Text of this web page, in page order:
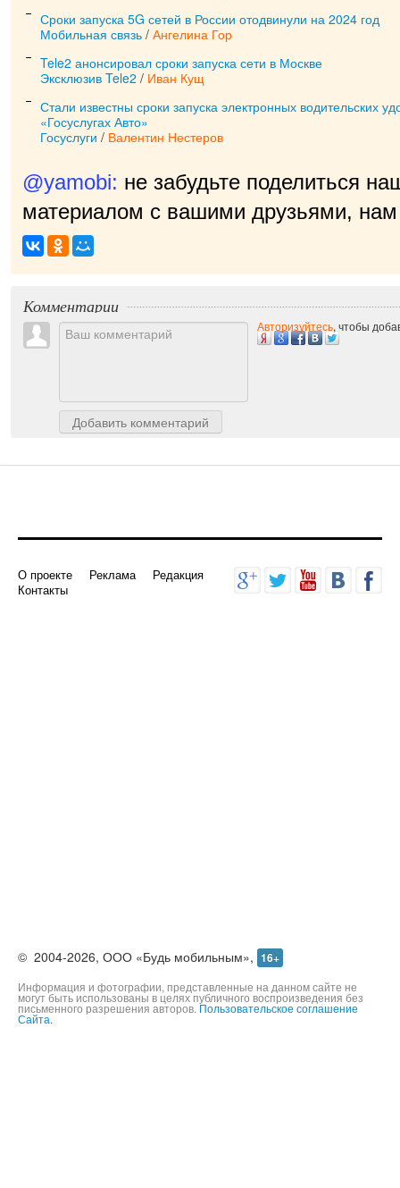
Сроки запуска 5G сетей в России отодвинули на 2024 год
Мобильная связь / Ангелина Гор
Tele2 анонсировал сроки запуска сети в Москве
Эксклюзив Tele2 / Иван Кущ
Стали известны сроки запуска электронных водительских
«Госуслугах Авто»
Госуслуги / Валентин Нестеров
@yamobi: не забудьте поделиться
материалом с вашими друзьями, нам
прия|
Комментарии
©2004-2026,ООО «Будь мобильным», 16+
Информация и фотографии, представленные на данном сайте не
могут быть использованы в целях публичного воспроизведения без